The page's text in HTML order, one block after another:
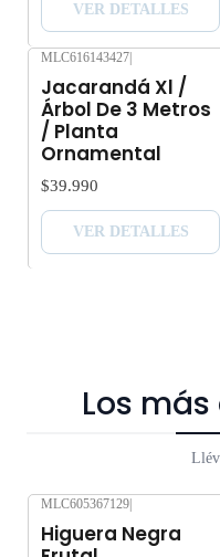
VER DETALLES
MLC616143427|
Jacarandá Xl /
Árbol De 3 Metros
/ Planta
Ornamental
$39.990
VER DETALLES
Los
MLC605367129|
Higuera Negra